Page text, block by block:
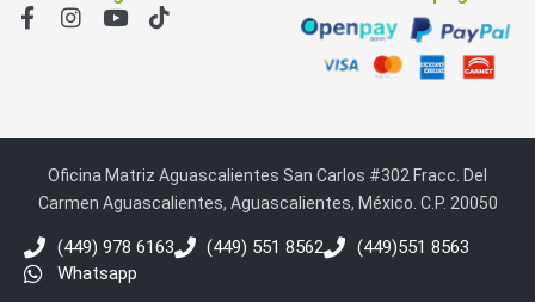
Oficina Matriz Aguascalientes San Carlos #302 Fracc. Del
Carmen Aguascalientes, Aguascalientes, México. C.P. 20050
(449) 978 6163 (449) 551 8562
(449)551 8563
Whatsapp